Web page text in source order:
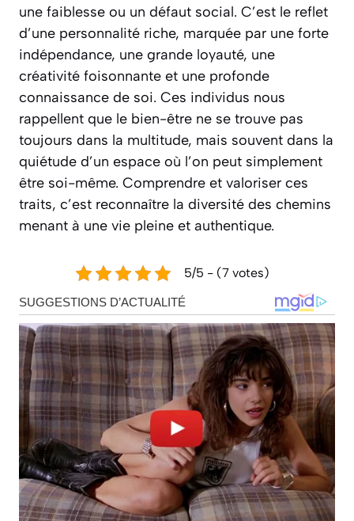
une faiblesse ou un défaut social. C’est le reflet
d’une personnalité riche, marquée par une forte
indépendance, une grande loyauté, une
créativité foisonnante et une profonde
connaissance de soi. Ces individus nous
rappellent que le bien-être ne se trouve pas
toujours dans la multitude, mais souvent dans la
quiétude d’un espace où l’on peut simplement
être soi-même. Comprendre et valoriser ces
traits, c’est reconnaître la diversité des chemins
menant à une vie pleine et authentique.
5/5 - (7 votes)